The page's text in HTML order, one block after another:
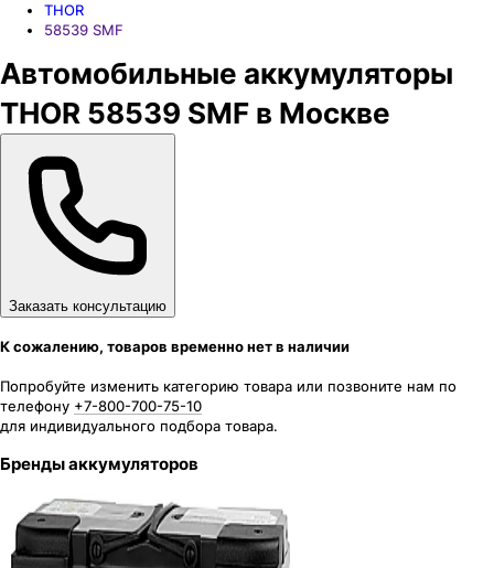
THOR
58539 SMF
Автомобильные аккумуляторы
THOR 58539 SMF в Москве
Заказать консультацию
К сожалению, товаров временно нет в наличии
Попробуйте изменить категорию товара или позвоните нам по
телефону +7-800-700-75-10
для индивидуального подбора товара.
Бренды аккумуляторов